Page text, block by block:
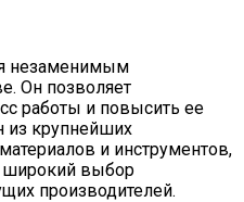
незаменимым
Он позволяет
работы и повысить ее
из крупнейших
и инструментов,
широкий выбор
производителей.